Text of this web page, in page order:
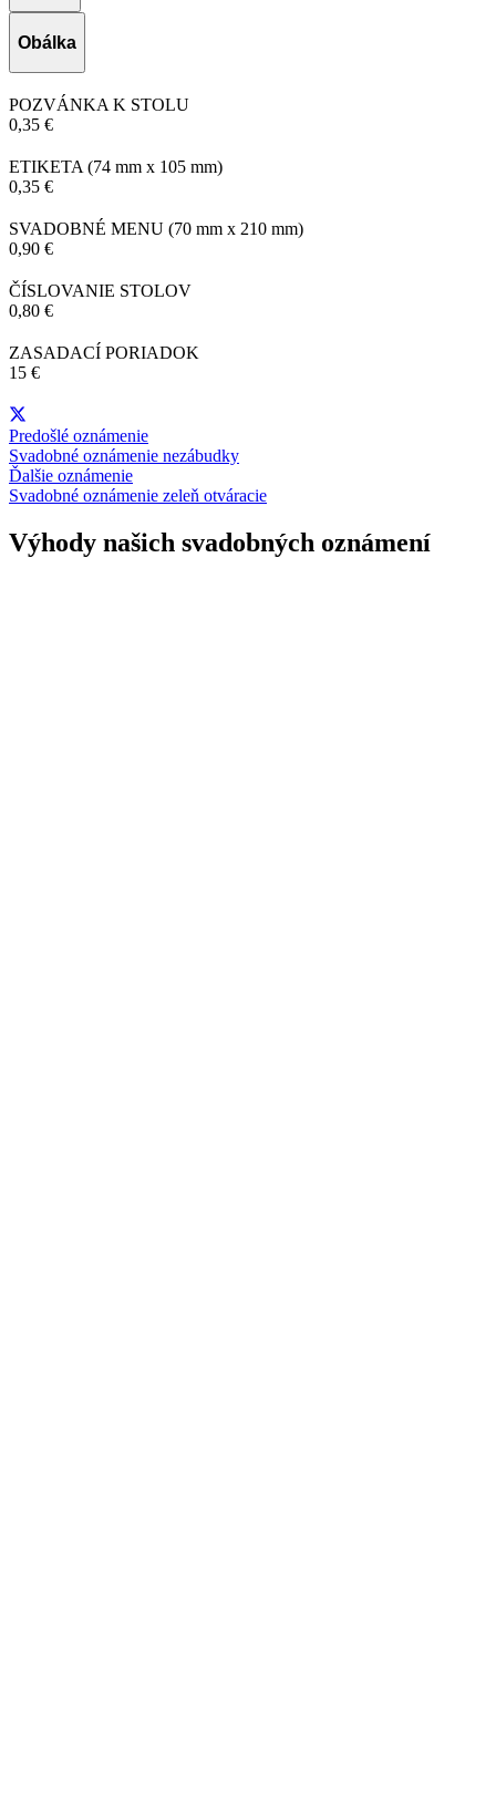
Obálka
POZVÁNKA K STOLU
0,35 €
ETIKETA (74 mm x 105 mm)
0,35 €
SVADOBNÉ MENU (70 mm x 210 mm)
0,90 €
ČÍSLOVANIE STOLOV
0,80 €
ZASADACÍ PORIADOK
15 €
Predošlé oznámenie
Svadobné oznámenie nezábudky
Ďalšie oznámenie
Svadobné oznámenie zeleň otváracie
Výhody našich svadobných oznámení